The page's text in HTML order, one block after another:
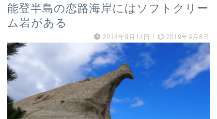
能登半島の恋路海岸にはソフトクリー
ム岩がある
2014年9月14日 / 2019年9月8日